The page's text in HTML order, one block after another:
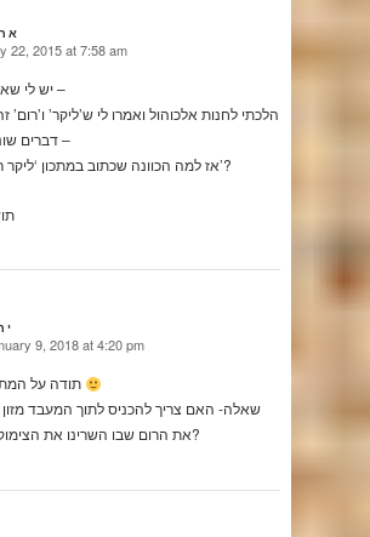
22, 2015 at 7:58 am
יש לי שאלה –
דברים שונים –
אז למה הכוונה שכתוב במתכון ‘ליקר רום’?
9, 2018 at 4:20 pm
שאלה- האם צריך להכניס לתוך המעבד
את הרום שבו השרינו את הצימוקים?